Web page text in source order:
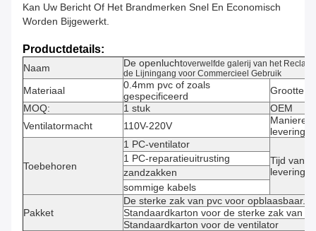
Kan Uw Bericht Of Het Brandmerken Snel En Economisch
Worden Bijgewerkt.
Productdetails:
Naam De openluchtoverwelfde galerij van het
de Lijningang voor Commercieel Gebruik
Materiaal
0.4mm pvc of zoals
gespecificeerd
Grootte
MOQ:
1 stuk
OEM
Ventilatormacht
110V-220V
Manieren
levering
Toebehoren
1 PC-ventilator
Tijd van
levering
1 PC-reparatieuitrusting
zandzakken
sommige kabels
Pakket
De sterke zak van pvc voor opblaasbaar.
Standaardkarton voor de sterke zak van
Standaardkarton voor de ventilator